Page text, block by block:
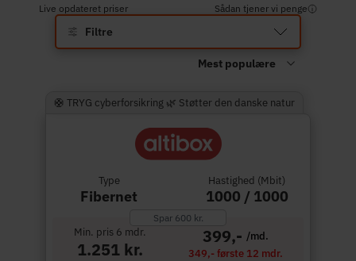
Live opdateret priser Sådan tjener vi penge
Filtre
🛟 TRYG cyberforsikring 🌿 Støtter den danske natur
Type
Fibernet
Hastighed (Mbit)
1000 / 1000
Spar 600 kr.
Min. pris 6 mdr.
1.251 kr.
399,- /md.
349,- første 12 mdr.